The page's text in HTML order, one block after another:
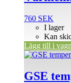
760 SEK
I lager
Kan
Lägg till i vagn
GSE